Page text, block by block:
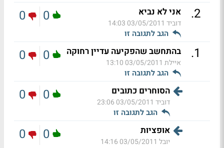
2
. אני לא נביא
דוביד 03/05/2011 14:03
הגב לתגובה זו
0
0
1
. בהתחשב שהפקיעה עדיין רחוקה
איילת 03/05/2011 13:10
הגב לתגובה זו
0
0
הסוחרים כתובים
דוביד 03/05/2011 23:06
הגב לתגובה זו
0
0
אופציות
יובל 03/05/2011 14:16
0
0